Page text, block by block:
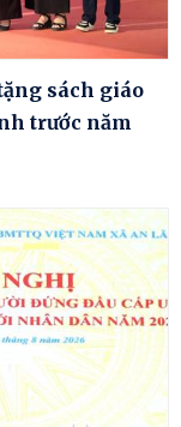
sách giáo
trước năm